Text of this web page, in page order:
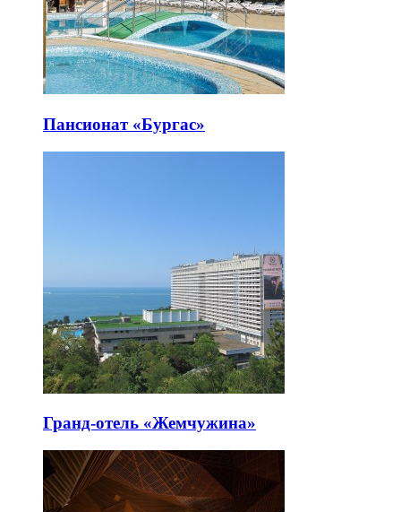
Пансионат «Бургас»
Гранд-отель «Жемчужина»